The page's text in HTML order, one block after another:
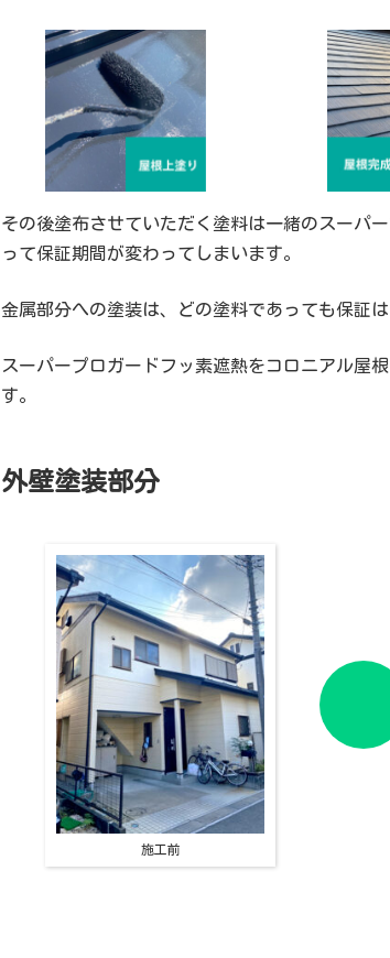
その後塗布させていただく塗料は一緒のスーパ
って保証期間が変わってしまいます。
金属部分への塗装は、どの塗料であっても保証
スーパープロガードフッ素遮熱をコロニアル屋
す。
外壁塗装部分
施工前